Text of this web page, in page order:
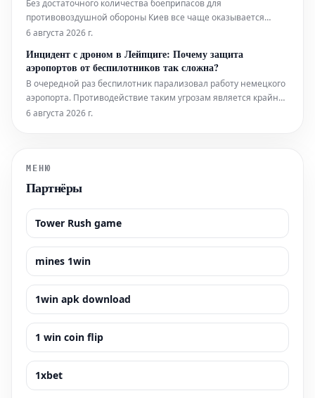
Без достаточного количества боеприпасов для
противовоздушной обороны Киев все чаще оказывается
беззащитным перед российскими ракетными атаками. Эта
человеческих жертв.
6 августа 2026 г.
Инцидент с дроном в Лейпциге: Почему защита
аэропортов от беспилотников так сложна?
В очередной раз беспилотник парализовал работу немецкого
аэропорта. Противодействие таким угрозам является крайне
сложной технической задачей, а текущее правовое
6 августа 2026 г.
МЕНЮ
Партнёры
Tower Rush game
mines 1win
1win apk download
1 win coin flip
1xbet